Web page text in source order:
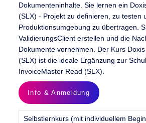
Dokumenteninhalte. Sie lernen ein
(SLX) - Projekt zu definieren, zu testen
Produktionsumgebung zu übertragen.
ValidierungsClient erstellen und die
Dokumente vornehmen. Der Kurs
(SLX) ist die ideale Ergänzung zur
InvoiceMaster Read (SLX).
Info & Anmeldung
Selbstlernkurs (mit individuellem